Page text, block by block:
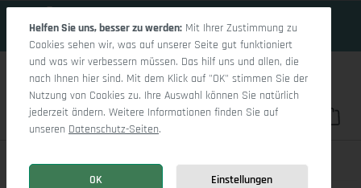
Du hast 0
Marco LO Small L
Helfen Sie uns, besser zu werden: Mit Ihrer Zustimmung zu
Cookies sehen wir, was auf unserer Seite gut funktioniert
und was wir verbessern müssen. Das hilf uns und allen, die
nach Ihnen hier sind. Mit dem Klick auf "OK" stimmen Sie der
Nutzung von Cookies zu. Ihre Auswahl können Sie natürlich
jederzeit ändern. Weitere Informationen finden Sie auf
unseren Datenschutz-Seiten.
OK Einstellungen